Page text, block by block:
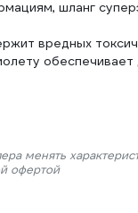
шланг
вредных
менять
офертой